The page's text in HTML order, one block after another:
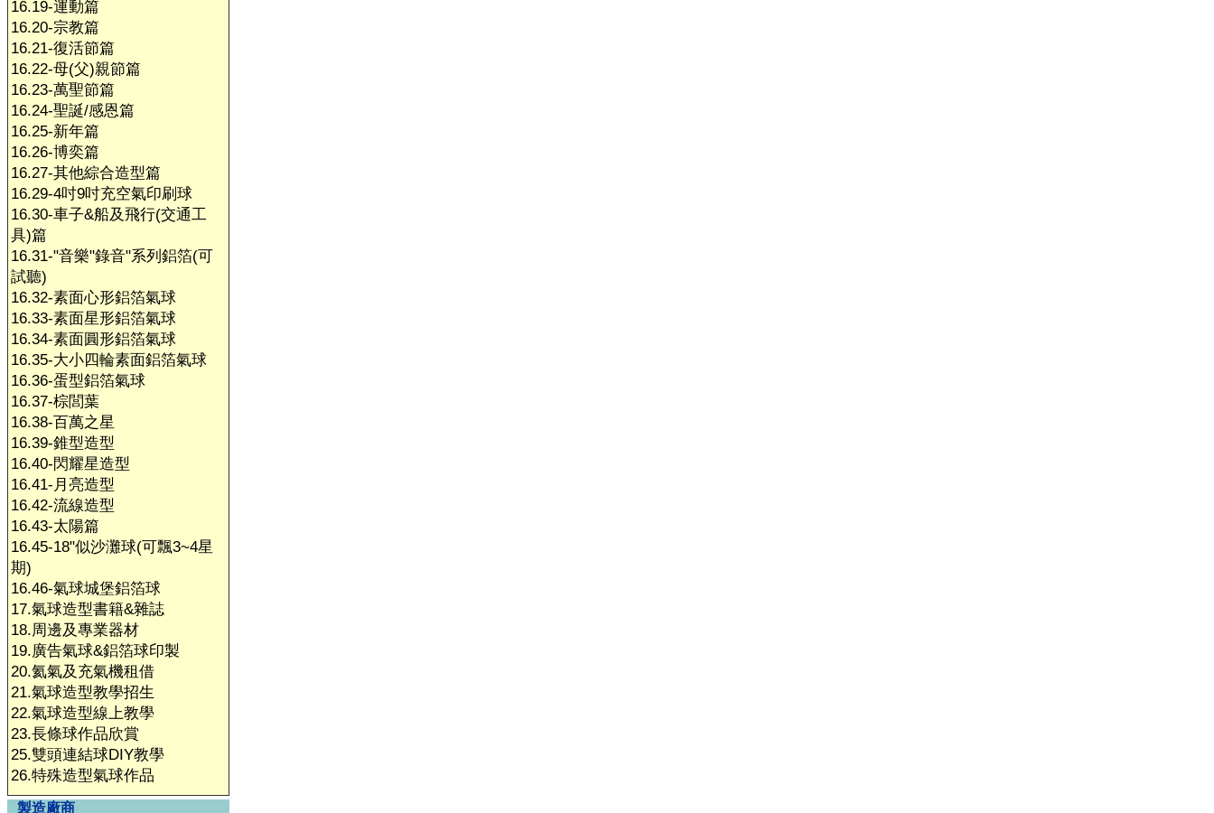
16.19-運動篇
16.20-宗教篇
16.21-復活節篇
16.22-母(父)親節篇
16.23-萬聖節篇
16.24-聖誕/感恩篇
16.25-新年篇
16.26-博奕篇
16.27-其他綜合造型篇
16.29-4吋9吋充空氣印刷球
16.30-車子&船及飛行(交通工
具)篇
16.31-"音樂"錄音"系列鋁箔(可
試聽)
16.32-素面心形鋁箔氣球
16.33-素面星形鋁箔氣球
16.34-素面圓形鋁箔氣球
16.35-大小四輪素面鋁箔氣球
16.36-蛋型鋁箔氣球
16.37-棕閭葉
16.38-百萬之星
16.39-錐型造型
16.40-閃耀星造型
16.41-月亮造型
16.42-流線造型
16.43-太陽篇
16.45-18"似沙灘球(可飄3~4星
期)
16.46-氣球城堡鋁箔球
17.氣球造型書籍&雜誌
18.周邊及專業器材
19.廣告氣球&鋁箔球印製
20.氦氣及充氣機租借
21.氣球造型教學招生
22.氣球造型線上教學
23.長條球作品欣賞
25.雙頭連結球DIY教學
26.特殊造型氣球作品
製造廠商